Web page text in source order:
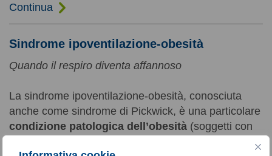
Continua
Sindrome ipoventilazione-obesità
Quando il respiro diventa affannoso
La sindrome ipoventilazione-obesità, conosciuta
anche come sindrome di Pickwick, è una particolare
condizione patologica dell’obesità (soggetti con